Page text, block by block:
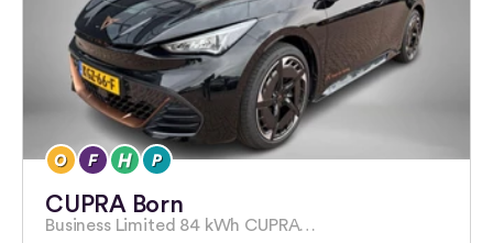
CUPRA Born
Business Limited 84 kWh CUPRA…